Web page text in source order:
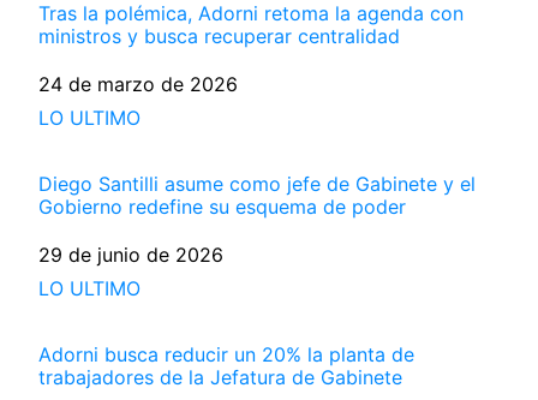
Tras la polémica, Adorni retoma la agenda con
ministros y busca recuperar centralidad
Fecha
24 de marzo de 2026
Respecto a
LO ULTIMO
Diego Santilli asume como jefe de Gabinete y el
Gobierno redefine su esquema de poder
Fecha
29 de junio de 2026
Respecto a
LO ULTIMO
Adorni busca reducir un 20% la planta de
trabajadores de la Jefatura de Gabinete